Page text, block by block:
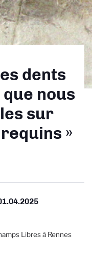
dents
nous
sur
»
Libres à Rennes